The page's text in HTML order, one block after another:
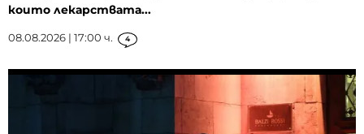
които лекарствата...
08.08.2026 | 17:00 ч. 4